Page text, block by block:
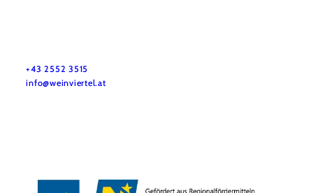
+43 2552 3515
info@weinviertel.at